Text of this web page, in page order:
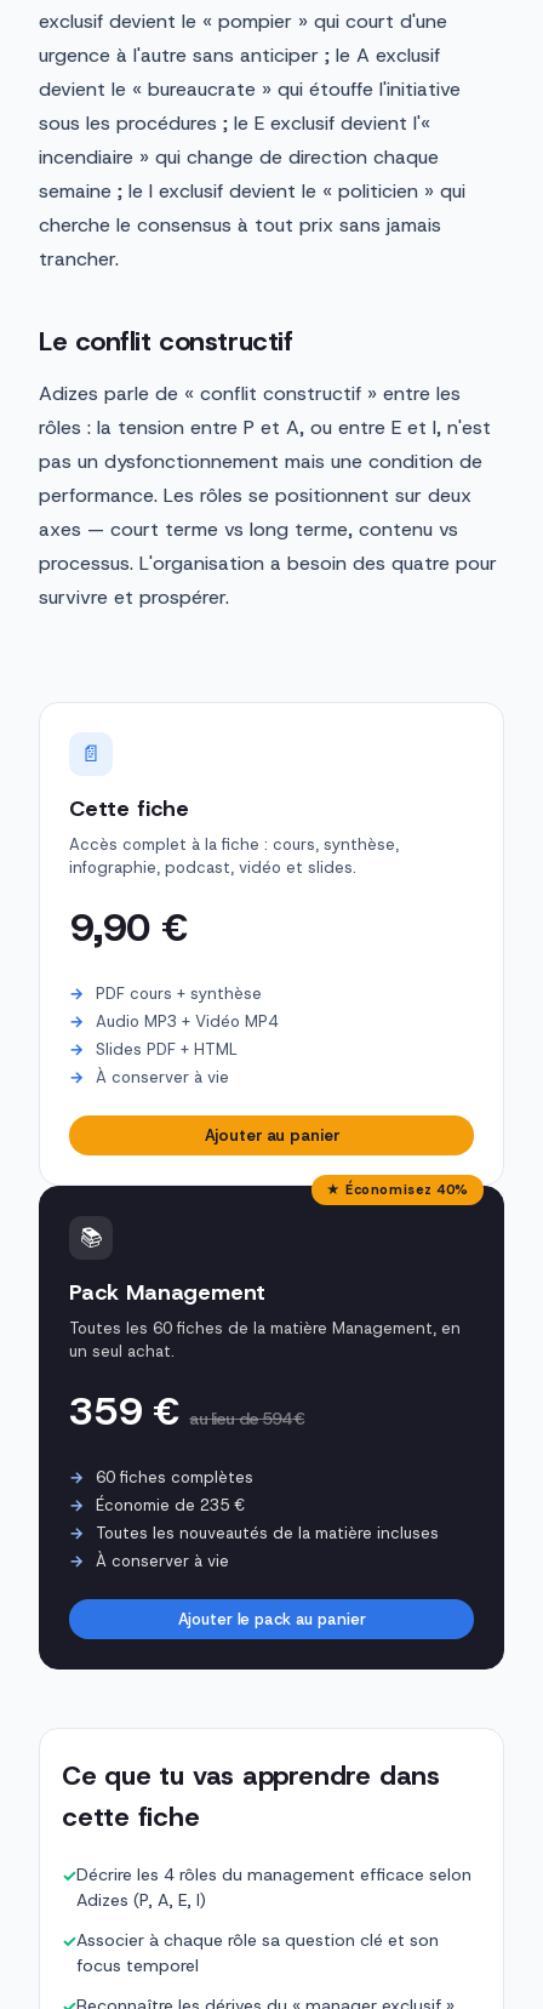
exclusif devient le « pompier » qui court d'une
urgence à l'autre sans anticiper ; le A exclusif
devient le « bureaucrate » qui étouffe l'initiative
sous les procédures ; le E exclusif devient l'«
incendiaire » qui change de direction chaque
semaine ; le I exclusif devient le « politicien » qui
cherche le consensus à tout prix sans jamais
trancher.
Le conflit constructif
Adizes parle de « conflit constructif » entre les
rôles : la tension entre P et A, ou entre E et I, n'est
pas un dysfonctionnement mais une condition de
performance. Les rôles se positionnent sur deux
axes — court terme vs long terme, contenu vs
processus. L'organisation a besoin des quatre pour
survivre et prospérer.
📄
Cette fiche
Accès complet à la fiche : cours, synthèse,
infographie, podcast, vidéo et slides.
9,90 €
PDF cours + synthèse
Audio MP3 + Vidéo MP4
Slides PDF + HTML
À conserver à vie
Ajouter au panier
★ Économisez 40%
📚
Pack Management
Toutes les 60 fiches de la matière Management, en
un seul achat.
359 €au lieu de 594 €
60 fiches complètes
Économie de 235 €
Toutes les nouveautés de la matière incluses
À conserver à vie
Ajouter le pack au panier
Ce que tu vas apprendre dans
cette fiche
✓Décrire les 4 rôles du management efficace selon
Adizes (P, A, E, I)
✓Associer à chaque rôle sa question clé et son
focus temporel